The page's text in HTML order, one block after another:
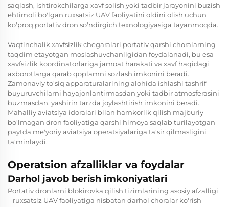
saqlash, ishtirokchilarga xavf solish yoki tadbir jarayonini buzish
ehtimoli bo'lgan ruxsatsiz UAV faoliyatini oldini olish uchun
ko'proq portativ dron so'ndirgich texnologiyasiga tayanmoqda.
Vaqtinchalik xavfsizlik chegaralari portativ qarshi choralarning
taqdim etayotgan moslashuvchanligidan foydalanadi, bu esa
xavfsizlik koordinatorlariga jamoat harakati va xavf haqidagi
axborotlarga qarab qoplamni sozlash imkonini beradi.
Zamonaviy to'siq apparaturalarining alohida ishlashi tashrif
buyuruvchilarni hayajonlantirmasdan yoki tadbir atmosferasini
buzmasdan, yashirin tarzda joylashtirish imkonini beradi.
Mahalliy aviatsiya idoralari bilan hamkorlik qilish majburiy
bo'lmagan dron faoliyatiga qarshi himoya saqlab turilayotgan
paytda me'yoriy aviatsiya operatsiyalariga ta'sir qilmasligini
ta'minlaydi.
Operatsion afzalliklar va foydalar
Darhol javob berish imkoniyatlari
Portativ dronlarni blokirovka qilish tizimlarining asosiy afzalligi
– ruxsatsiz UAV faoliyatiga nisbatan darhol choralar ko'rish